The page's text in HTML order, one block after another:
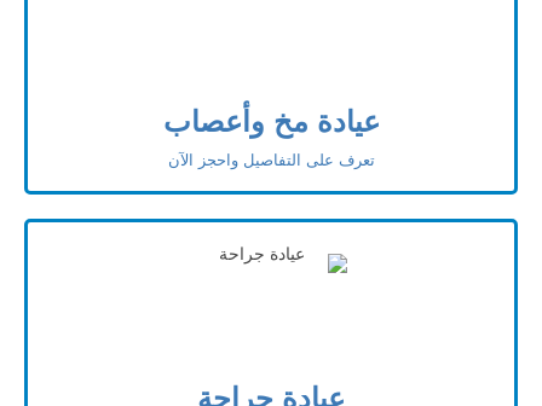
عيادة مخ وأعصاب
تعرف على التفاصيل واحجز الآن
عيادة جراحة